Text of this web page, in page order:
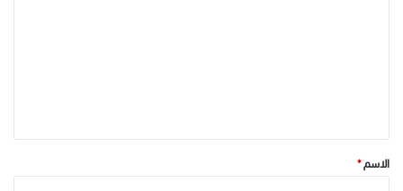
*الاسم*